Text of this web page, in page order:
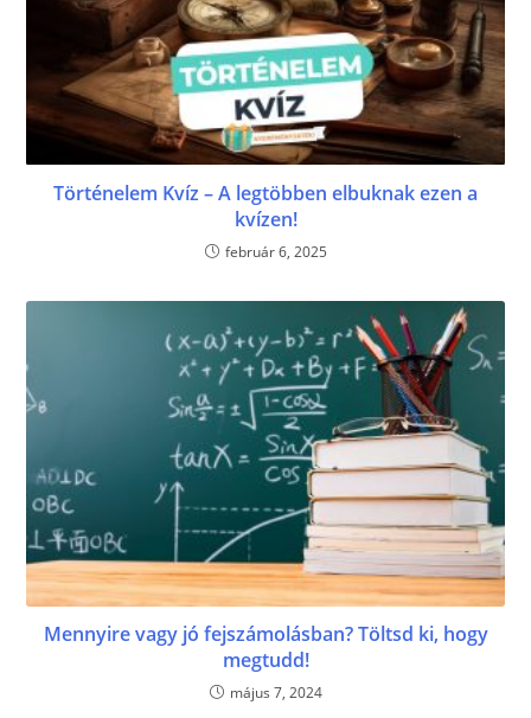
Történelem Kvíz – A legtöbben elbuknak ezen a
kvízen!
február 6, 2025
Mennyire vagy jó fejszámolásban? Töltsd ki, hogy
megtudd!
május 7, 2024